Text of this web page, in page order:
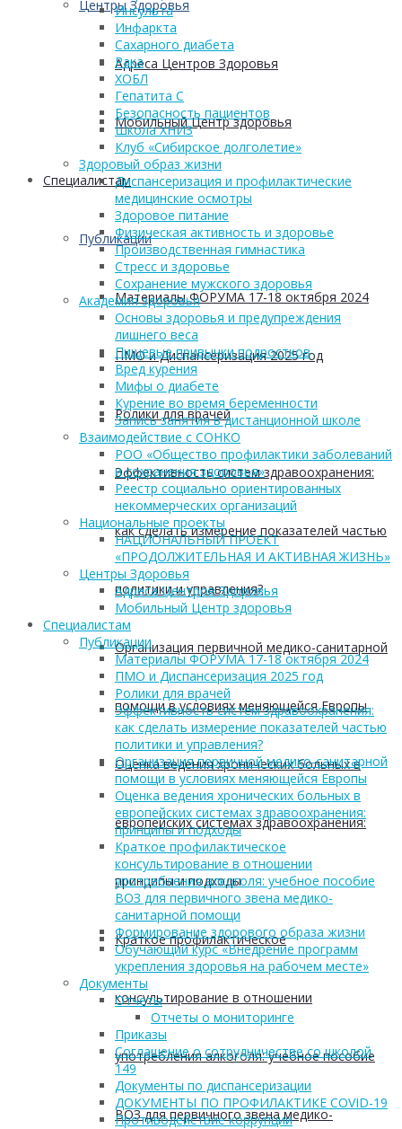
Центры Здоровья
Адреса Центров Здоровья
Мобильный Центр здоровья
Cпециалистам
Публикации
Материалы ФОРУМА 17-18 октября 2024
ПМО и Диспансеризация 2025 год
Ролики для врачей
Эффективность систем здравоохранения:
как сделать измерение показателей частью
политики и управления?
Организация первичной медико-санитарной
помощи в условиях меняющейся Европы
Оценка ведения хронических больных в
европейских системах здравоохранения:
принципы и подходы
Краткое профилактическое
консультирование в отношении
употребления алкоголя: учебное пособие
ВОЗ для первичного звена медико-
Инсульта
Инфаркта
Сахарного диабета
Рака
ХОБЛ
Гепатита С
Безопасность пациентов
Школа ХНИЗ
Клуб «Сибирское долголетие»
Здоровый образ жизни
Диспансеризация и профилактические
медицинские осмотры
Здоровое питание
Физическая активность и здоровье
Производственная гимнастика
Стресс и здоровье
Сохранение мужского здоровья
Академия здоровья
Основы здоровья и предупреждения
лишнего веса
Пищевые привычки подростков
Вред курения
Мифы о диабете
Курение во время беременности
Запись занятия в дистанционной школе
Взаимодействие с СОНКО
РОО «Общество профилактики заболеваний
и сохранения здоровья»
Реестр социально ориентированных
некоммерческих организаций
Национальные проекты
НАЦИОНАЛЬНЫЙ ПРОЕКТ
«ПРОДОЛЖИТЕЛЬНАЯ И АКТИВНАЯ ЖИЗНЬ»
Центры Здоровья
Адреса Центров Здоровья
Мобильный Центр здоровья
Cпециалистам
Публикации
Материалы ФОРУМА 17-18 октября 2024
ПМО и Диспансеризация 2025 год
Ролики для врачей
Эффективность систем здравоохранения:
как сделать измерение показателей частью
политики и управления?
Организация первичной медико-санитарной
помощи в условиях меняющейся Европы
Оценка ведения хронических больных в
европейских системах здравоохранения:
принципы и подходы
Краткое профилактическое
консультирование в отношении
употребления алкоголя: учебное пособие
ВОЗ для первичного звена медико-
санитарной помощи
Формирование здорового образа жизни
Обучающий курс «Внедрение программ
укрепления здоровья на рабочем месте»
Документы
Отчеты
Отчеты о мониторинге
Приказы
Соглашение о сотрудничестве со школой
149
Документы по диспансеризации
ДОКУМЕНТЫ ПО ПРОФИЛАКТИКЕ COVID-19
Противодействие коррупции